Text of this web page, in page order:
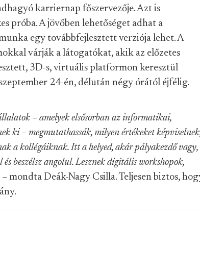
karriernap főszervezője. Azt is
próba. A jövőben lehetőséget adhat a
egy továbbfejlesztett verziója lehet. A
várják a látogatókat, akik az előzetes
3D-s, virtuális platformon keresztül
24-én, délután négy órától éjfélig.
– amelyek elsősorban az informatikai,
ki – megmutathassák, milyen értékeket
a kollégáiknak. Itt a helyed, akár pályakezdő vagy,
beszélsz angolul. Lesznek digitális workshopok,
– mondta Deák-Nagy Csilla. Teljesen biztos,